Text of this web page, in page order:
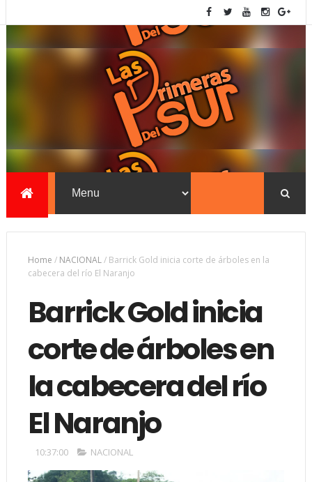
Home / NACIONAL/ Barrick Gold inicia corte de árboles en la
cabecera del río El Naranjo
Barrick Gold inicia
corte de árboles en
la cabecera del río
El Naranjo
10:37:00 NACIONAL